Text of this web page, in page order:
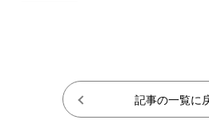
記事の一覧に